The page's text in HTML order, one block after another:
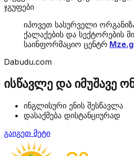
ჯგუფები
იპოვეთ სასურველი
ქალაქების და სექტორების
საინფორმაციო ცენტრ
Dabudu.com
ისწავლე და იმუშავე
ინგლისური ენის შესწავლა
დასაქმება დისტანციურად
გაიგეთ მეტი